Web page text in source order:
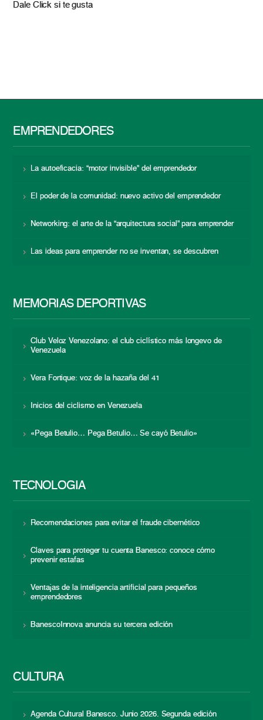
Dale Click si te gusta
EMPRENDEDORES
La autoeficacia: “motor invisible” del emprendedor
El poder de la comunidad: nuevo activo del emprendedor
Networking: el arte de la “arquitectura social” para emprender
Las ideas para emprender no se inventan, se descubren
MEMORIAS DEPORTIVAS
Club Veloz Venezolano: el club ciclístico más longevo de
Venezuela
Vera Fortique: voz de la hazaña del 41
Inicios del ciclismo en Venezuela
«Pega Betulio… Pega Betulio… Se cayó Betulio»
TECNOLOGÍA
Recomendaciones para evitar el fraude cibernético
Claves para proteger tu cuenta Banesco: conoce cómo
prevenir estafas
Ventajas de la inteligencia artificial para pequeños
emprendedores
BanescoInnova anuncia su tercera edición
CULTURA
Agenda Cultural Banesco. Junio 2026. Segunda edición